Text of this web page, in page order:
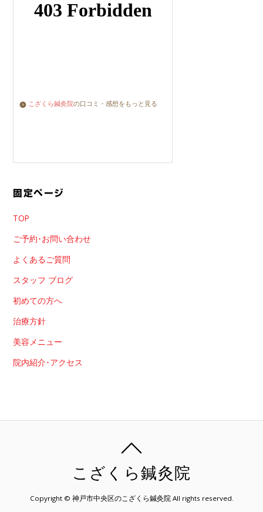
こざくら鍼灸院の口コミ・感想をもっと見る
固定ページ
TOP
ご予約･お問い合わせ
よくあるご質問
スタッフ ブログ
初めての方へ
治療方針
美容メニュー
院内紹介･アクセス
こざくら鍼灸院
Copyright © 神戸市中央区のこざくら鍼灸院 All rights reserved.